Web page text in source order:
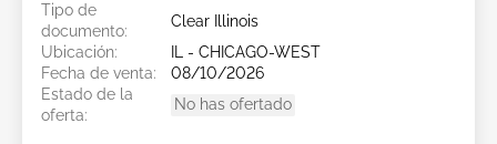
Tipo de
documento:
Clear Illinois
Ubicación:
IL - CHICAGO-WEST
Fecha de venta:
08/10/2026
Estado de la
oferta:
No has ofertado